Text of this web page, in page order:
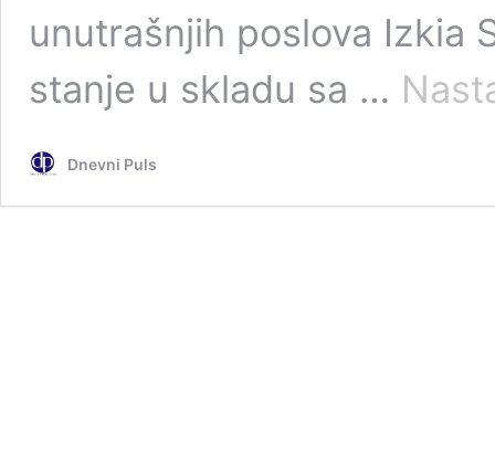
unutrašnjih poslova Izkia
stanje u skladu sa …
Dnevni Puls